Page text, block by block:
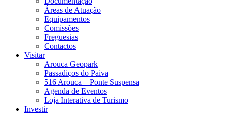
Áreas de Atuação
Equipamentos
Comissões
Freguesias
Contactos
Visitar
Arouca Geopark
Passadiços do Paiva
516 Arouca – Ponte Suspensa
Agenda de Eventos
Loja Interativa de Turismo
Investir